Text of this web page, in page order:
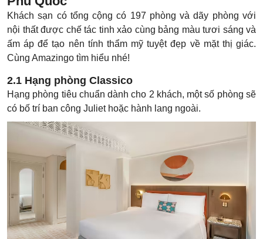
Khách sạn có tổng cộng có 197 phòng và dãy phòng với
nội thất được chế tác tinh xảo cùng bảng màu tươi sáng và
ấm áp để tạo nên tính thẩm mỹ tuyệt đẹp về mặt thị giác.
Cùng Amazingo tìm hiểu nhé!
2.1 Hạng phòng Classico
Hạng phòng tiêu chuẩn dành cho 2 khách, một số phòng sẽ
có bố trí ban công Juliet hoặc hành lang ngoài.